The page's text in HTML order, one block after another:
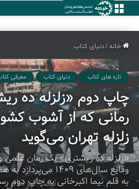
منو
خانه/دنیای کتاب
تازه های کتاب دنیای کتاب معرفی
چاپ دوم «زلزله ده
رمانی که از آشوب
زلزله تهران می‌گوید
«زلزله ده ریشتری» یک رمان
وقایع سال‌های ۱۴۰۹
به قلم نیما اکبرخانی به چاپ دوم